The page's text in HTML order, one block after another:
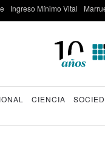
Ingreso Mínimo Vital
CIENCIA